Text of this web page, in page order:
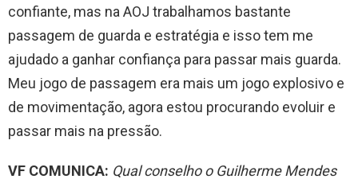
confiante, mas na AOJ trabalhamos bastante
passagem de guarda e estratégia e isso tem me
ajudado a ganhar confiança para passar mais guarda.
Meu jogo de passagem era mais um jogo explosivo e
de movimentação, agora estou procurando evoluir e
passar mais na pressão.
VF COMUNICA: Qual conselho o Guilherme Mendes